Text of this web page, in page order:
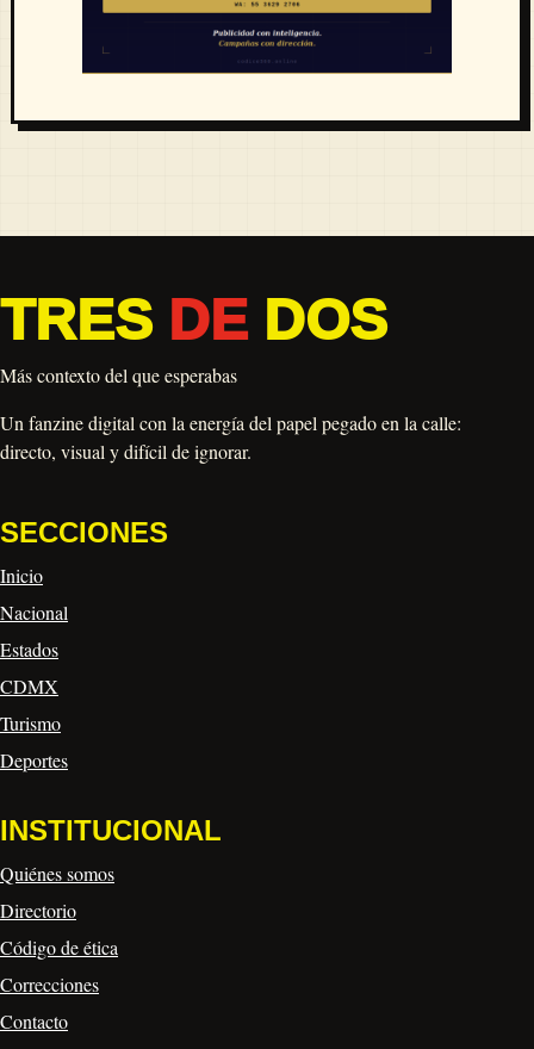
TRES DEDOS
Más contexto del que esperabas
Un fanzine digital con la energía del papel pegado en la calle:
directo, visual y difícil de ignorar.
SECCIONES
Inicio
Nacional
Estados
CDMX
Turismo
Deportes
INSTITUCIONAL
Quiénes somos
Directorio
Código de ética
Correcciones
Contacto